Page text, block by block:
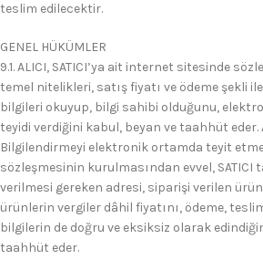
teslim edilecektir.
GENEL HÜKÜMLER
9.1. ALICI, SATICI’ya ait internet sitesinde
temel nitelikleri, satış fiyatı ve ödeme şekli
bilgileri okuyup, bilgi sahibi olduğunu,
teyidi verdiğini kabul, beyan ve taahhüt eder.
Bilgilendirmeyi elektronik ortamda teyit
sözleşmesinin kurulmasından evvel, SATICI
verilmesi gereken adresi, siparişi verilen
ürünlerin vergiler dâhil fiyatını, ödeme,
bilgilerin de doğru ve eksiksiz olarak
taahhüt eder.